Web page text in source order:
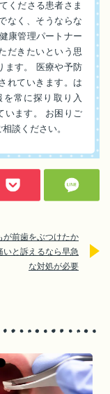
くださる患者さま
なく、そうならな
康管理パートナー
だきたいという思
ます。 医療や予防
れていきます。は
常に探り取り入
います。 お困りご
談ください。
が前歯をぶつけたか
いと訴えるなら早急
な対処が必要